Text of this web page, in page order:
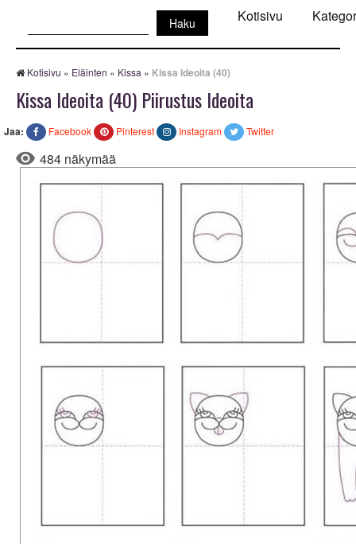
Kotisivu
Kotisivu » Eläinten » Kissa » Kissa ideoita (40)
Kissa Ideoita (40) Piirustus Ideoita
Jaa: Facebook Pinterest Instagram Twitter
484 näkymää